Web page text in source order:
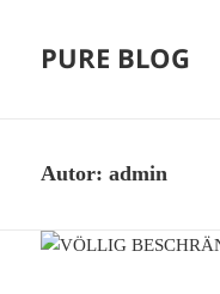
PURE BLOG
Autor:admin